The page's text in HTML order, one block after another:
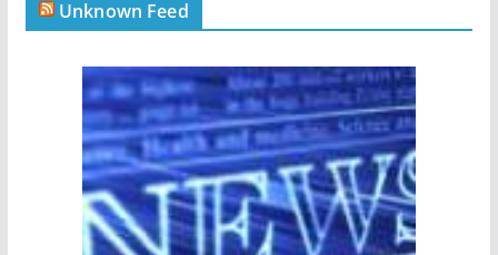
Unknown Feed